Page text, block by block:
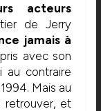
acteurs
de Jerry
jamais à
avec son
au contraire
Mais au
retrouver, et